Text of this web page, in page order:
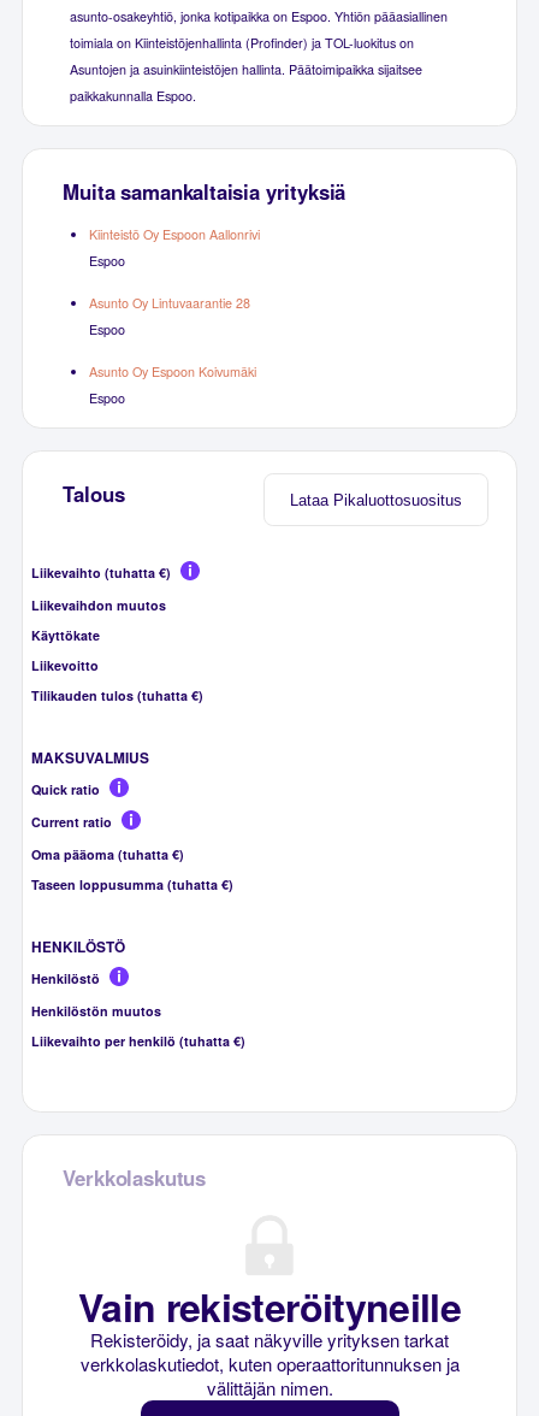
asunto-osakeyhtiö, jonka kotipaikka on Espoo. Yhtiön pääasiallinen
toimiala on Kiinteistöjenhallinta (Profinder) ja TOL-luokitus on
Asuntojen ja asuinkiinteistöjen hallinta. Päätoimipaikka sijaitsee
paikkakunnalla Espoo.
Muita samankaltaisia yrityksiä
Kiinteistö Oy Espoon Aallonrivi
Espoo
Asunto Oy Lintuvaarantie 28
Espoo
Asunto Oy Espoon Koivumäki
Espoo
Lataa Pikaluottosuositus
Talous
Liikevaihto (tuhatta €)
Liikevaihdon muutos
Käyttökate
Liikevoitto
Tilikauden tulos (tuhatta €)
MAKSUVALMIUS
Quick ratio
Current ratio
Oma pääoma (tuhatta €)
Taseen loppusumma (tuhatta €)
HENKILÖSTÖ
Henkilöstö
Henkilöstön muutos
Liikevaihto per henkilö (tuhatta €)
Verkkolaskutus
Vain rekisteröityneille
Rekisteröidy, ja saat näkyville yrityksen tarkat
verkkolaskutiedot, kuten operaattoritunnuksen ja
välittäjän nimen.